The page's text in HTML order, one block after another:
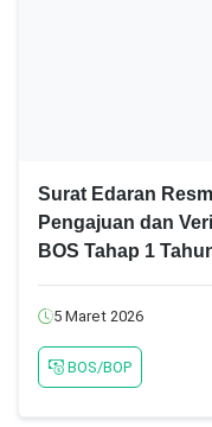
Surat Edaran
Pengajuan dan
BOS Tahap 1
5 Maret 2026
BOS/BOP